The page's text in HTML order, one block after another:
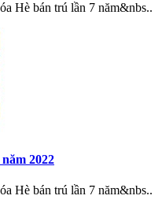
Hè bán trú lần 7 năm&nbs..
2022
Hè bán trú lần 7 năm&nbs..